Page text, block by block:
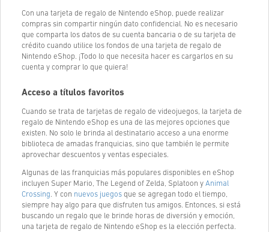
Con una tarjeta de regalo de Nintendo eShop, puede realizar
compras sin compartir ningún dato confidencial. No es necesario
que comparta los datos de su cuenta bancaria o de su tarjeta de
crédito cuando utilice los fondos de una tarjeta de regalo de
Nintendo eShop. ¡Todo lo que necesita hacer es cargarlos en su
cuenta y comprar lo que quiera!
Acceso a títulos favoritos
Cuando se trata de tarjetas de regalo de videojuegos, la tarjeta de
regalo de Nintendo eShop es una de las mejores opciones que
existen. No solo le brinda al destinatario acceso a una enorme
biblioteca de amadas franquicias, sino que también le permite
aprovechar descuentos y ventas especiales.
Algunas de las franquicias más populares disponibles en eShop
incluyen Super Mario, The Legend of Zelda, Splatoon y Animal
Crossing. Y con nuevos juegos que se agregan todo el tiempo,
siempre hay algo para que disfruten tus amigos. Entonces, si está
buscando un regalo que le brinde horas de diversión y emoción,
una tarjeta de regalo de Nintendo eShop es la elección perfecta.